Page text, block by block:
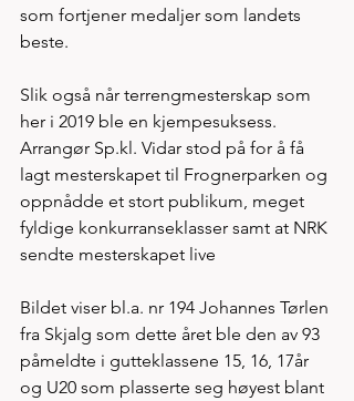
som fortjener medaljer som landets
beste.
Slik også når terrengmesterskap som
her i 2019 ble en kjempesuksess.
Arrangør Sp.kl. Vidar stod på for å få
lagt mesterskapet til Frognerparken og
oppnådde et stort publikum, meget
fyldige konkurranseklasser samt at NRK
sendte mesterskapet live
Bildet viser bl.a. nr 194 Johannes Tørlen
fra Skjalg som dette året ble den av 93
påmeldte i gutteklassene 15, 16, 17år
og U20 som plasserte seg høyest blant